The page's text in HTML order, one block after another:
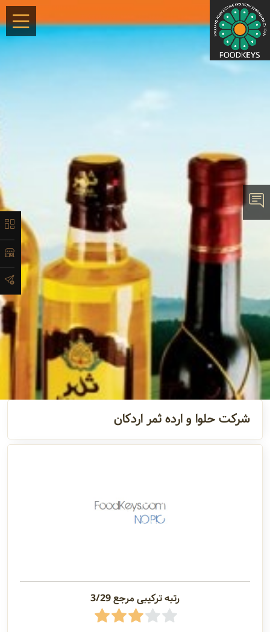
×
تاریخچه
لیست
محصولات
آدرس و
اطلاعات
تماس
مدیران و
مسئولین
گالری
شرکت حلوا و ارده ثمر اردکان
رتبه ترکیبی مرجع 3/29